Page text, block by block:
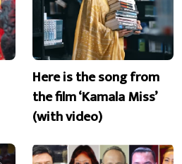
Here is the song from
the film ‘Kamala Miss’
(with video)